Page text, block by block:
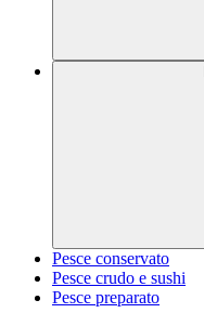
Pesce conservato
Pesce crudo e sushi
Pesce preparato